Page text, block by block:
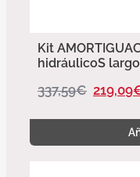
Kit
hidráulicoS
337,59€ 219,09